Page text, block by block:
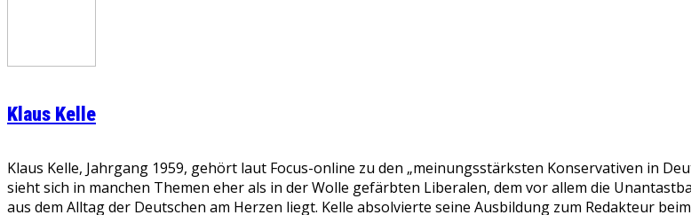
Klaus Kelle
Klaus Kelle, Jahrgang 1959, gehört laut Focus-online zu den „meinungsstärksten Konservativen in
sieht sich in manchen Themen eher als in der Wolle gefärbten Liberalen, dem vor allem die
aus dem Alltag der Deutschen am Herzen liegt. Kelle absolvierte seine Ausbildung zum Redakteur